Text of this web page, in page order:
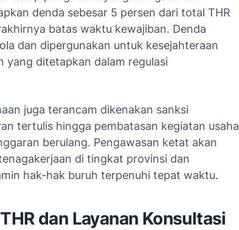
denda sebesar 5 persen dari total THR
batas waktu kewajiban. Denda
dan dipergunakan untuk kesejahteraan
yang ditetapkan dalam regulasi
juga terancam dikenakan sanksi
tertulis hingga pembatasan kegiatan usaha
berulang. Pengawasan ketat akan
di tingkat provinsi dan
hak-hak buruh terpenuhi tepat waktu.
dan Layanan Konsultasi